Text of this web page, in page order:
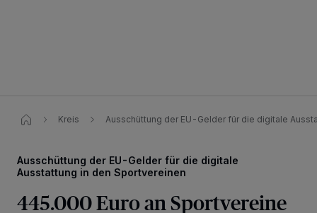
Kreis Ausschüttung der EU-Gelder für die digitale
Ausschüttung der EU-Gelder für die digitale
Ausstattung in den Sportvereinen
445.000 Euro an Sportvereine